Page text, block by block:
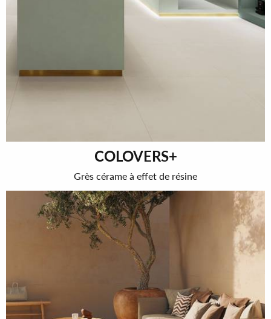
COLOVERS+
Grès cérame à effet de résine